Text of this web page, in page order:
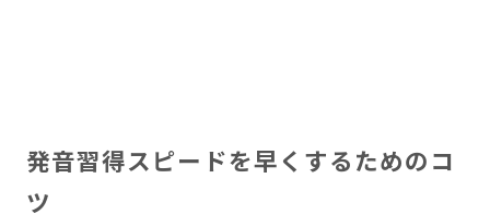
発音習得スピードを早くするためのコ
ツ